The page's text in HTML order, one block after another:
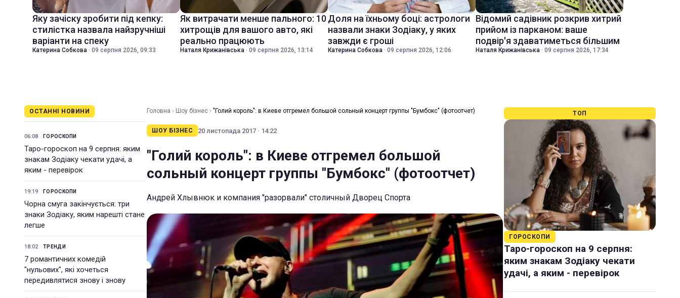
Яку зачіску зробити під кепку:
стилістка назвала найзручніші
варіанти на спеку
Катерина Собкова · 09 серпня 2026, 09:33
Як витрачати менше пального: 10
хитрощів для вашого авто, які
реально працюють
Наталя Крижанівська · 09 серпня 2026, 13:14
Доля на їхньому боці: астрологи
назвали знаки Зодіаку, у яких
завжди є гроші
Катерина Собкова · 09 серпня 2026, 12:06
Відомий садівник розкрив хитрий
прийом із парканом: ваше
подвір'я здаватиметься більшим
Наталя Крижанівська · 09 серпня 2026, 17:34
ОСТАННІ НОВИНИ
06:08 ГОРОСКОПИ
Таро-гороскоп на 9 серпня: яким
знакам Зодіаку чекати удачі, а
яким - перевірок
19:19 ГОРОСКОПИ
Чорна смуга закінчується: три
знаки Зодіаку, яким нарешті стане
легше
18:02 ТРЕНДИ
7 романтичних комедій
"нульових", які хочеться
передивлятися знову і знову
Головна › Шоу бізнес › "Голий король": в Киеве отгремел большой сольный концерт группы "Бумбокс" (фотоотчет)
ШОУ БІЗНЕС 20 листопада 2017 · 14:22
"Голий король": в Киеве отгремел большой
сольный концерт группы "Бумбокс" (фотоотчет)
Андрей Хлывнюк и компания "разорвали" столичный Дворец Спорта
ТОП
ГОРОСКОПИ
Таро-гороскоп на 9 серпня:
яким знакам Зодіаку чекати
удачі, а яким - перевірок